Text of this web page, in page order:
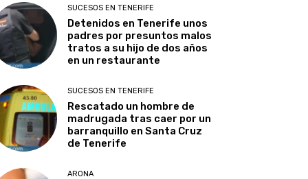
SUCESOS EN TENERIFE
Detenidos en Tenerife unos
padres por presuntos malos
tratos a su hijo de dos años
en un restaurante
SUCESOS EN TENERIFE
Rescatado un hombre de
madrugada tras caer por un
barranquillo en Santa Cruz
de Tenerife
ARONA